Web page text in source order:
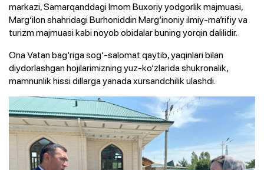
markazi, Samarqanddagi Imom Buxoriy yodgorlik majmuasi,
Marg‘ilon shahridagi Burhoniddin Marg‘inoniy ilmiy-ma’rifiy va
turizm majmuasi kabi noyob obidalar buning yorqin dalilidir.
Ona Vatan bag‘riga sog‘-salomat qaytib, yaqinlari bilan
diydorlashgan hojilarimizning yuz-ko‘zlarida shukronalik,
mamnunlik hissi dillarga yanada xursandchilik ulashdi.